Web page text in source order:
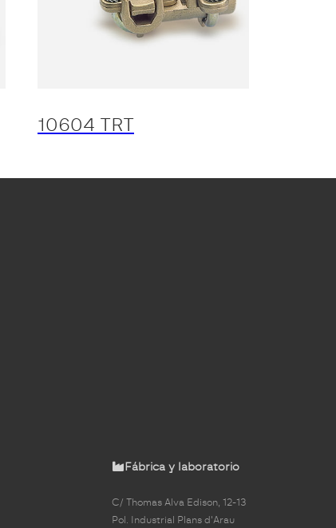
10604 TRT
Fábrica y laboratorio
C/ Thomas Alva Edison, 12-13
Pol. Industrial Plans d'Arau